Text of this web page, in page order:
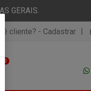
GERAIS.
é cliente? - Cadastrar |
0